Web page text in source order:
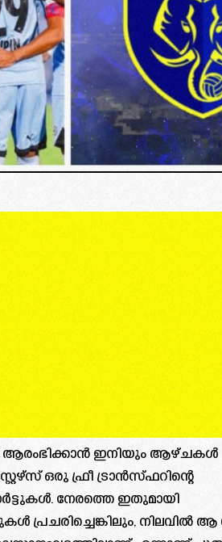
ആരംഭിക്കാൻ ഇനിയും ആഴ്ചകൾ
ഒരു ഫ്രീ ട്രാൻസ്ഫറിന്റെ
നേരത്തെ ഇതുമായി
പ്രചരിച്ചെങ്കിലും, നിലവിൽ